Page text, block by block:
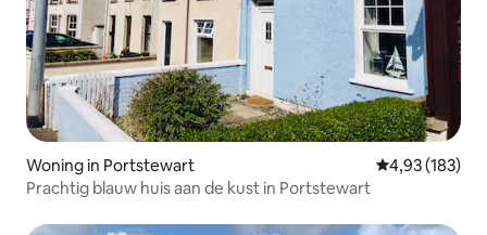
Woning in Portstewart Gemiddelde
4,93 (183)
Prachtig blauw huis aan de kust in Portstewart